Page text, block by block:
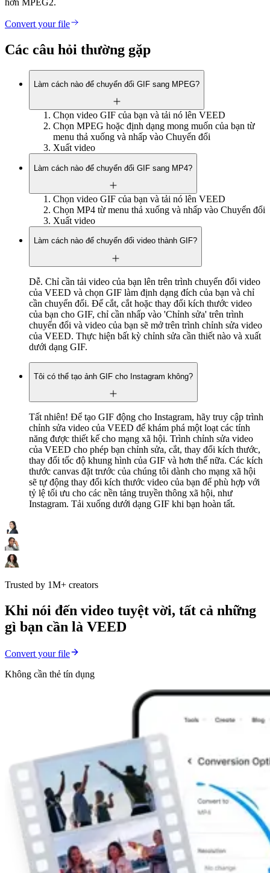
hơn MPEG2.
Convert your file
Các câu hỏi thường gặp
Làm cách nào để chuyển đổi GIF sang MPEG?
Chọn video GIF của bạn và tải nó lên VEED
Chọn MPEG hoặc định dạng mong muốn của bạn từ
menu thả xuống và nhấp vào Chuyển đổi
Xuất video
Làm cách nào để chuyển đổi GIF sang MP4?
Chọn video GIF của bạn và tải nó lên VEED
Chọn MP4 từ menu thả xuống và nhấp vào Chuyển đổi
Xuất video
Làm cách nào để chuyển đổi video thành GIF?
Dễ. Chỉ cần tải video của bạn lên trên trình chuyển đổi video
của VEED và chọn GIF làm định dạng đích của bạn và chỉ
cần chuyển đổi. Để cắt, cắt hoặc thay đổi kích thước video
của bạn cho GIF, chỉ cần nhấp vào 'Chỉnh sửa' trên trình
chuyển đổi và video của bạn sẽ mở trên trình chỉnh sửa video
của VEED. Thực hiện bất kỳ chỉnh sửa cần thiết nào và xuất
dưới dạng GIF.
Tôi có thể tạo ảnh GIF cho Instagram không?
Tất nhiên! Để tạo GIF động cho Instagram, hãy truy cập trình
chỉnh sửa video của VEED để khám phá một loạt các tính
năng được thiết kế cho mạng xã hội. Trình chỉnh sửa video
của VEED cho phép bạn chỉnh sửa, cắt, thay đổi kích thước,
thay đổi tốc độ khung hình của GIF và hơn thế nữa. Các kích
thước canvas đặt trước của chúng tôi dành cho mạng xã hội
sẽ tự động thay đổi kích thước video của bạn để phù hợp với
tỷ lệ tối ưu cho các nền tảng truyền thông xã hội, như
Instagram. Tải xuống dưới dạng GIF khi bạn hoàn tất.
Trusted by 1M+ creators
Khi nói đến video tuyệt vời, tất cả những
gì bạn cần là VEED
Convert your file
Không cần thẻ tín dụng